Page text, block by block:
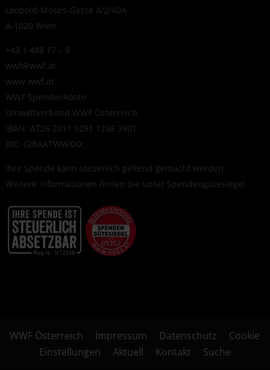
Leopold-Moses-Gasse 4/2/40A
A-1020 Wien
+43 1 488 17 – 0
wwf@wwf.at
www.wwf.at
WWF Spendenkonto
Umweltverband WWF Österreich
IBAN: AT26 2011 1291 1268 3901
BIC: GIBAATWWXXX
Ihre Spende kann steuerlich geltend gemacht werden.
Weitere Informationen finden Sie unter Spendengütesiegel
WWF Österreich Impressum Datenschutz
Cookie
Einstellungen
Aktuell Kontakt Suche